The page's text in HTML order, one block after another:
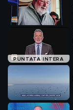
PUNTATA INTERA